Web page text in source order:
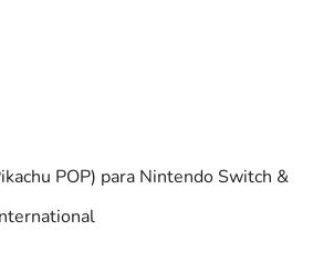
POP) para Nintendo Switch &